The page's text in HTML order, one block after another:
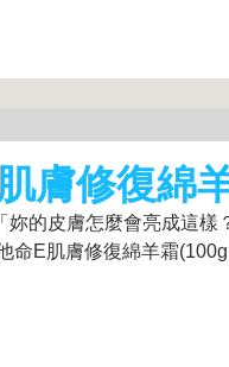
膚修復綿
的皮膚怎麼會亮成這
命E肌膚修復綿羊霜